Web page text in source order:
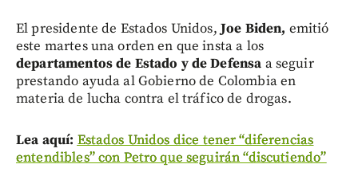
El presidente de Estados Unidos,Joe Biden, emitió
este martes una orden en que insta a los
departamentos de Estado y de Defensa a seguir
prestando ayuda al Gobierno de Colombia en
materia de lucha contra el tráfico de drogas.
Lea aquí: Estados Unidos dice tener “diferencias
entendibles” con Petro que seguirán “discutiendo”